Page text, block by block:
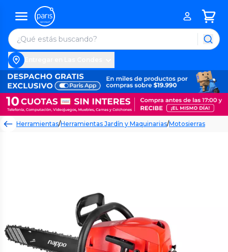
Herramientas/Herramientas Jardín y Maquinarias/Motosierras